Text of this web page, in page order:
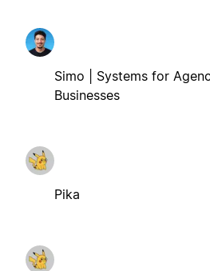
Simo | Systems for
Businesses
Pika